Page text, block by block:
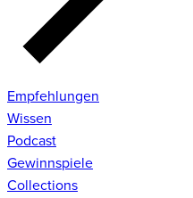
Empfehlungen
Wissen
Podcast
Gewinnspiele
Collections